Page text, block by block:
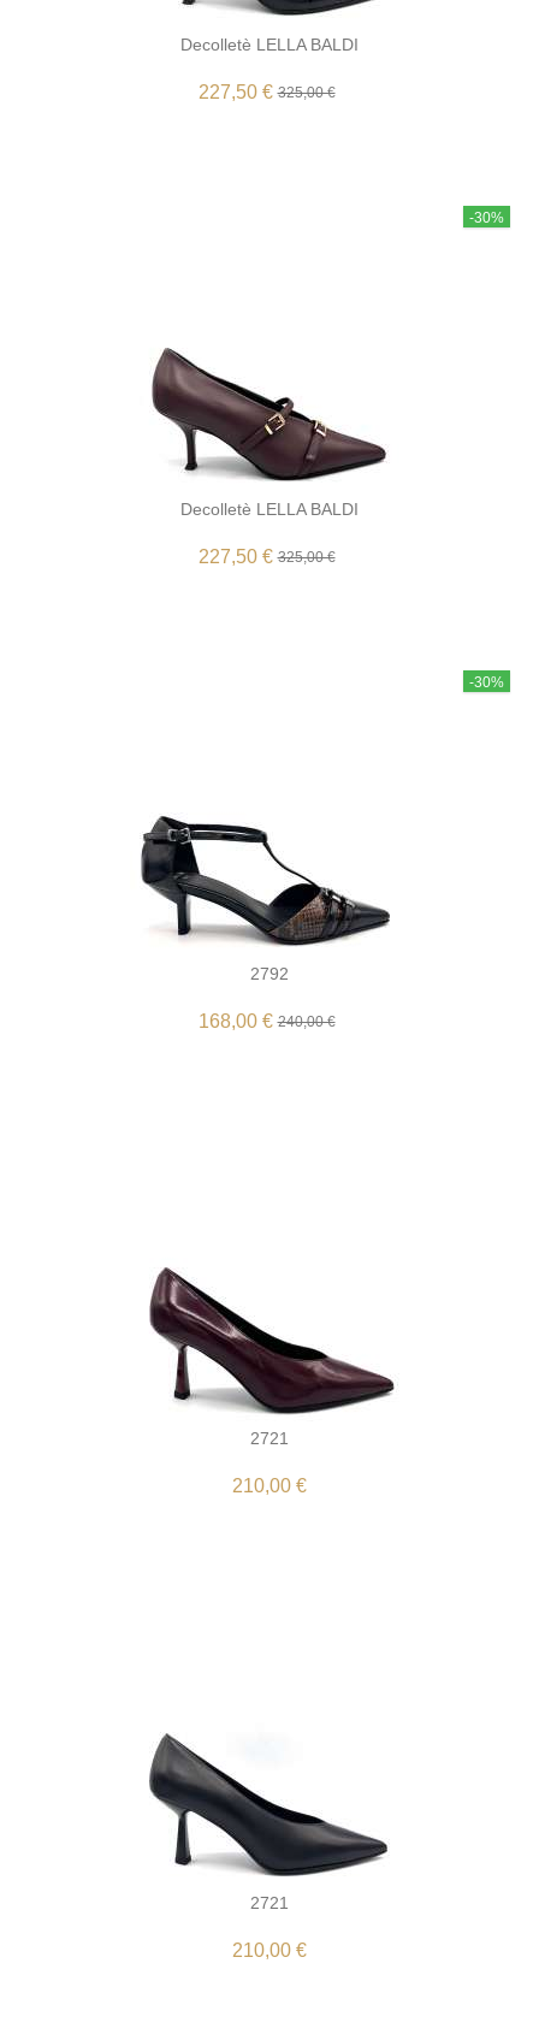
Decolletè LELLA BALDI
227,50 €325,00 €
-30%
Decolletè LELLA BALDI
227,50 €325,00 €
-30%
2792
168,00 €240,00 €
2721
210,00 €
2721
210,00 €